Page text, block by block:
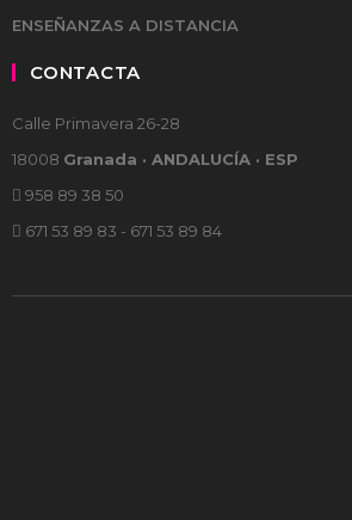
ENSEÑANZAS A DISTANCIA
CONTACTA
Calle Primavera 26-28
18008 Granada · ANDALUCÍA · ESP
958 89 38 50
671 53 89 83 - 671 53 89 84